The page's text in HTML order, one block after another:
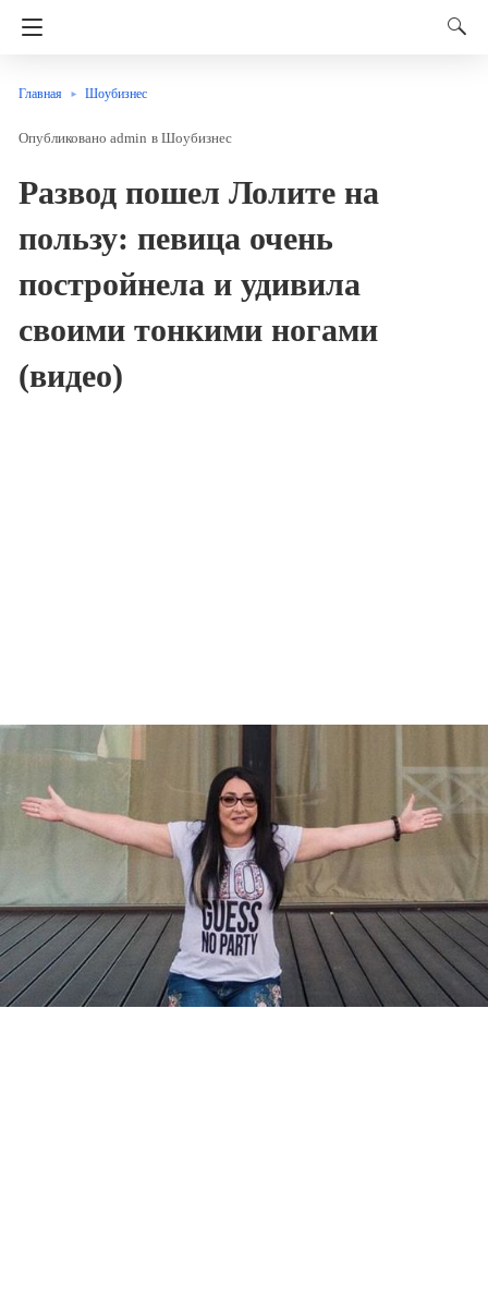
Главная Шоубизнес
admin в Шоубизнес
Развод пошел Лолите на
пользу: певица очень
постройнела и удивила
своими тонкими ногами
(видео)